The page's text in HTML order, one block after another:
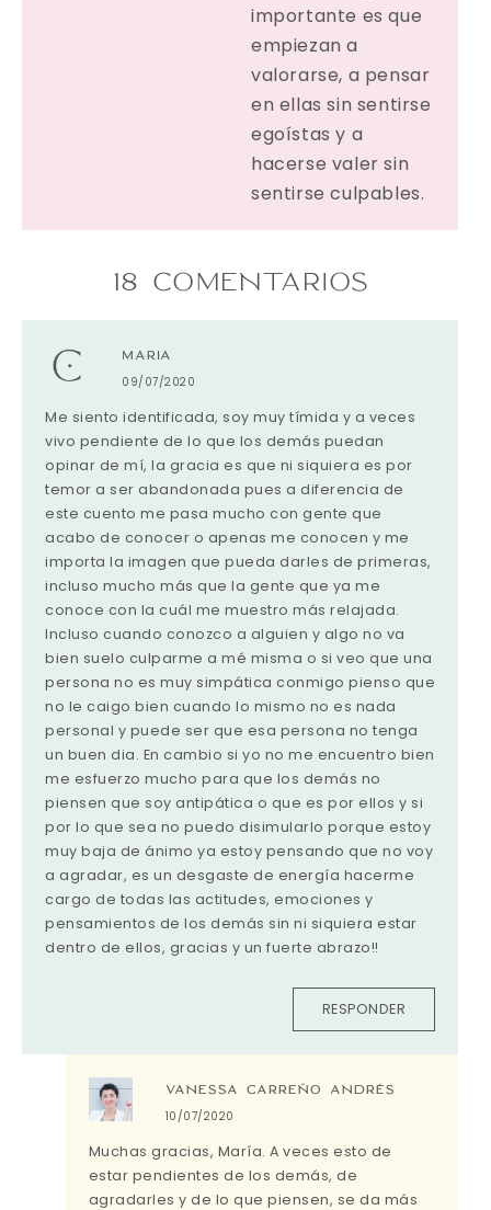
importante es que
empiezan a
valorarse, a pensar
en ellas sin sentirse
egoístas y a
hacerse valer sin
sentirse culpables.
18 COMENTARIOS
MARIA
09/07/2020
Me siento identificada, soy muy tímida y a veces
vivo pendiente de lo que los demás puedan
opinar de mí, la gracia es que ni siquiera es por
temor a ser abandonada pues a diferencia de
este cuento me pasa mucho con gente que
acabo de conocer o apenas me conocen y me
importa la imagen que pueda darles de primeras,
incluso mucho más que la gente que ya me
conoce con la cuál me muestro más relajada.
Incluso cuando conozco a alguien y algo no va
bien suelo culparme a mé misma o si veo que una
persona no es muy simpática conmigo pienso que
no le caigo bien cuando lo mismo no es nada
personal y puede ser que esa persona no tenga
un buen dia. En cambio si yo no me encuentro bien
me esfuerzo mucho para que los demás no
piensen que soy antipática o que es por ellos y si
por lo que sea no puedo disimularlo porque estoy
muy baja de ánimo ya estoy pensando que no voy
a agradar, es un desgaste de energía hacerme
cargo de todas las actitudes, emociones y
pensamientos de los demás sin ni siquiera estar
dentro de ellos, gracias y un fuerte abrazo!!
RESPONDER
VANESSA CARREÑO ANDRÉS
10/07/2020
Muchas gracias, María. A veces esto de
estar pendientes de los demás, de
agradarles y de lo que piensen, se da más